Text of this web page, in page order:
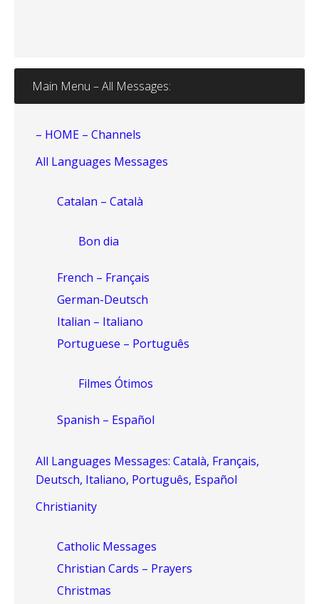
Main Menu – All Messages:
– HOME – Channels
All Languages Messages
Catalan – Català
Bon dia
French – Français
German-Deutsch
Italian – Italiano
Portuguese – Português
Filmes Ótimos
Spanish – Español
All Languages Messages: Català, Français,
Deutsch, Italiano, Português, Español
Christianity
Catholic Messages
Christian Cards – Prayers
Christmas